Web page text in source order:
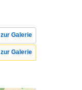
zur Galerie
zur Galerie